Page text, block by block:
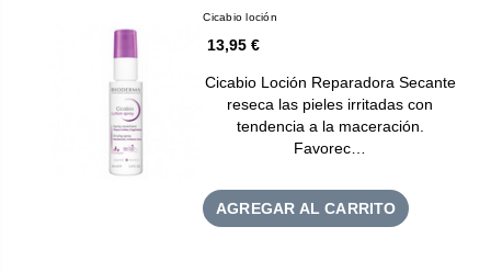
Cicabio loción
13,95 €
Cicabio Loción Reparadora Secante
reseca las pieles irritadas con
tendencia a la maceración.
Favorec…
AGREGAR AL CARRITO